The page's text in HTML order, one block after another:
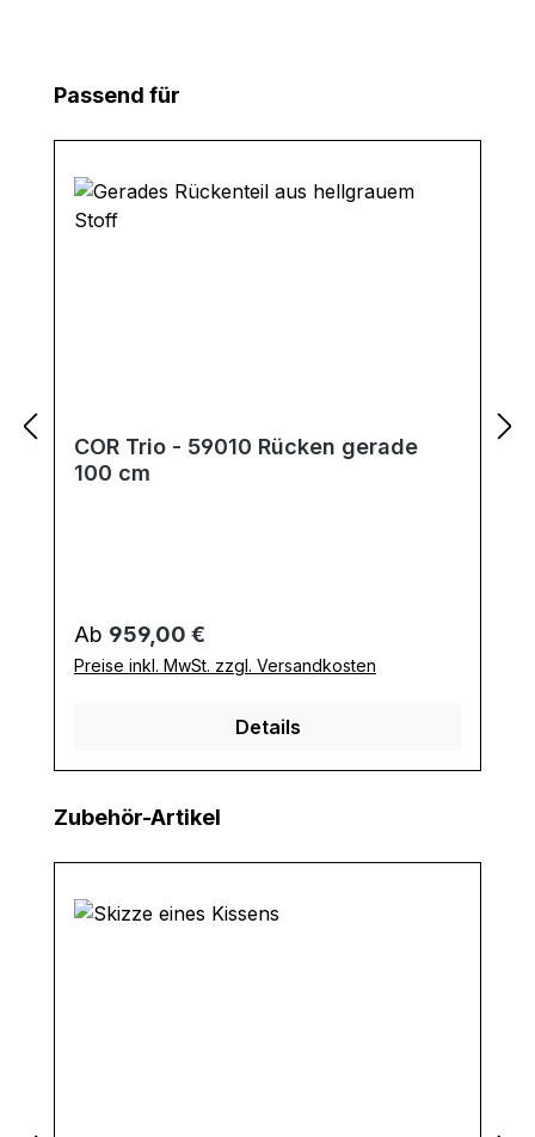
Produktgalerie überspringen
Passend für
COR Trio - 59010 Rücken gerade
100 cm
Regulärer Preis:
Ab 959,00 €
Preise inkl. MwSt. zzgl. Versandkosten
Details
Produktgalerie überspringen
Zubehör-Artikel